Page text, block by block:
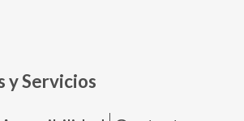
y Servicios